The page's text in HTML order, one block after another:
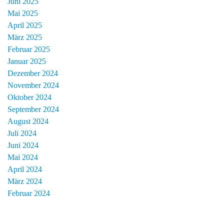
Mai 2025
April 2025
März 2025
Februar 2025
Januar 2025
Dezember 2024
November 2024
Oktober 2024
September 2024
August 2024
Juli 2024
Juni 2024
Mai 2024
April 2024
März 2024
Februar 2024